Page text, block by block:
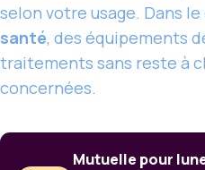
selon votre usage. Dans
santé, des équipements
traitements sans reste à
concernées.
Mutuelle pour